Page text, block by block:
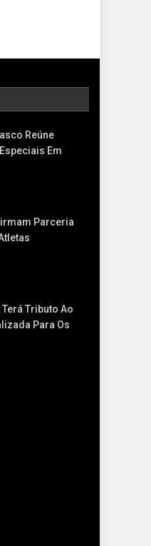
Reúne
Em
Parceria
Tributo Ao
Para Os